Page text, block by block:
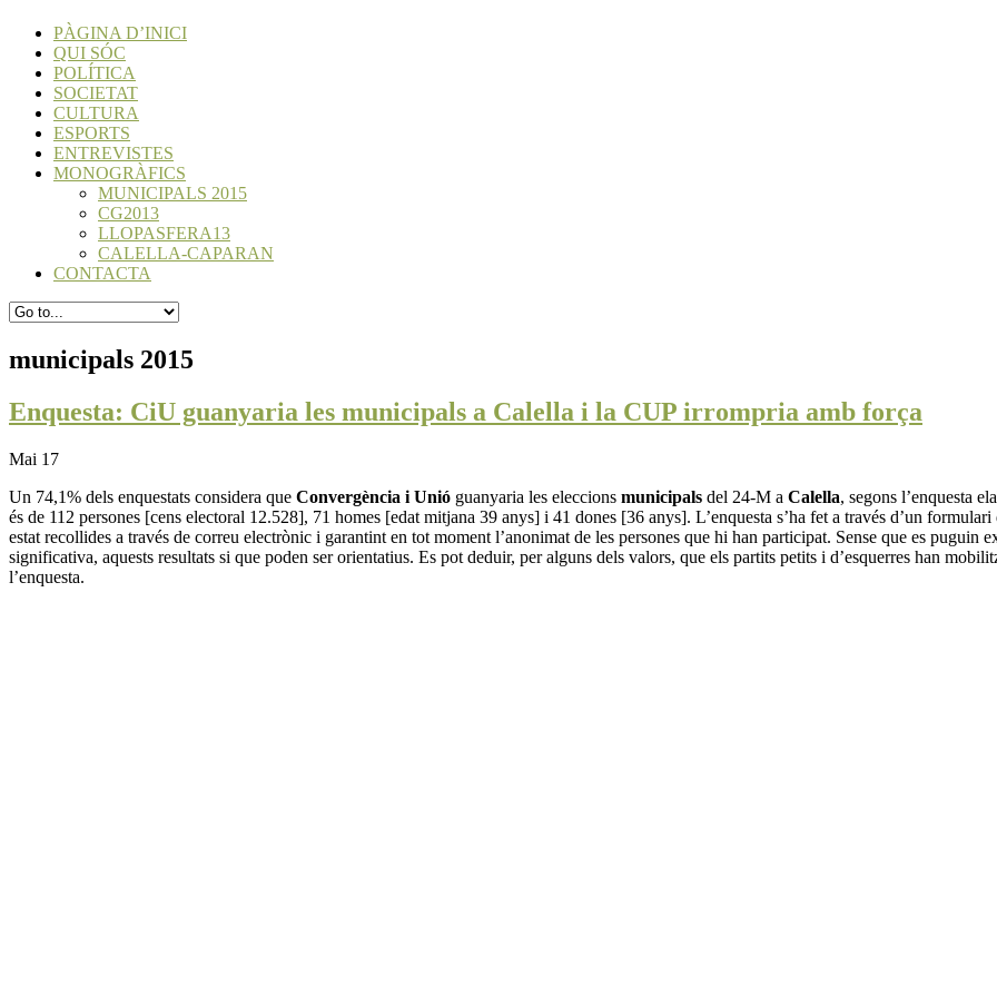
PÀGINA D’INICI
QUI SÓC
POLÍTICA
SOCIETAT
CULTURA
ESPORTS
ENTREVISTES
MONOGRÀFICS
MUNICIPALS 2015
CG2013
LLOPASFERA13
CALELLA-CAPARAN
CONTACTA
municipals 2015
Enquesta: CiU guanyaria les municipals a Calella i la CUP irrompria amb força
Mai 17
Un 74,1% dels enquestats considera que Convergència i Unió guanyaria les eleccions municipals del 24-M a Calella, segons l’enquesta
és de 112 persones [cens electoral 12.528], 71 homes [edat mitjana 39 anys] i 41 dones [36 anys]. L’enquesta s’ha fet a través d’un
estat recollides a través de correu electrònic i garantint en tot moment l’anonimat de les persones que hi han participat. Sense que es puguin
significativa, aquests resultats si que poden ser orientatius. Es pot deduir, per alguns dels valors, que els partits petits i d’esquerres han
l’enquesta.